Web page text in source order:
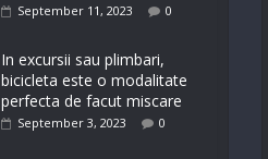
September 11, 2023 0
In excursii sau plimbari,
bicicleta este o modalitate
perfecta de facut miscare
September 3, 2023 0